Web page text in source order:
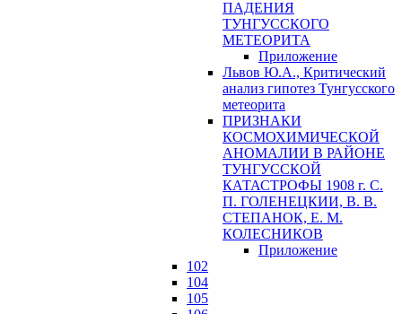
ПАДЕНИЯ
ТУНГУССКОГО
MЕТЕОРИТА
Приложение
Львов Ю.A., Критический
анализ гипотез Тунгусского
метеорита
ПРИЗНАКИ
КОСМОХИМИЧЕСКОЙ
АНОМАЛИИ В РАЙОНЕ
ТУНГУССКОЙ
КАТАСТРОФЫ 1908 г. С.
П. ГОЛЕНЕЦКИИ, В. В.
СТЕПАНОК, Е. М.
КОЛЕСНИКОВ
Приложение
102
104
105